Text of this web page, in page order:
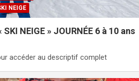
NEIGE
SKI NEIGE » JOURNÉE 6 à 10 ans
accéder au descriptif complet